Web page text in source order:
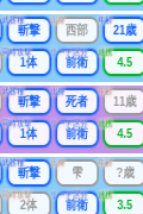
武器種
斬撃
出身
西部
年齢
21歳
同時攻撃
1体
リーチ区分
前衛
連携
4.5
武器種
斬撃
出身
死者
年齢
11歳
同時攻撃
1体
リーチ区分
前衛
連携
4.5
武器種
斬撃
出身
雫
年齢
?歳
同時攻撃
2体
リーチ区分
前衛
連携
3.5